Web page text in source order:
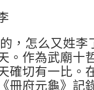
，怎么又姓李
。作為武廟十
確切有一比。
冊府元龜》記